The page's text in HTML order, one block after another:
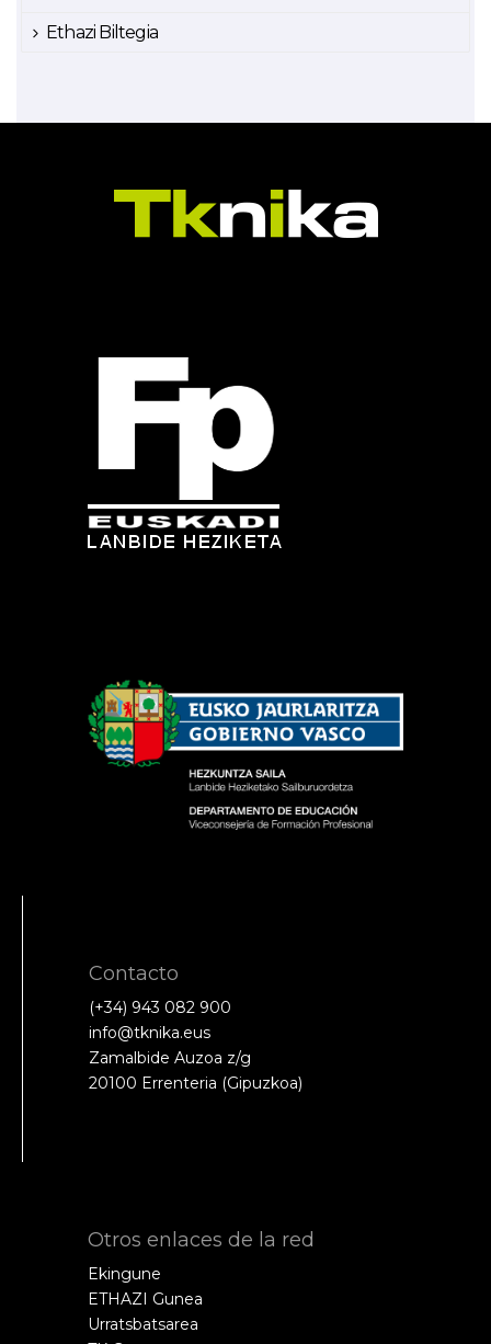
Ethazi Biltegia
Contacto
(+34) 943 082 900
info@tknika.eus
Zamalbide Auzoa z/g
20100 Errenteria (Gipuzkoa)
Otros enlaces de la red
Ekingune
ETHAZI Gunea
Urratsbatsarea